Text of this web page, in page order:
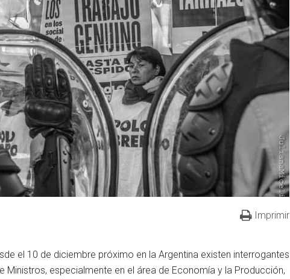
Imprimir
el 10 de diciembre próximo en la Argentina existen interrogantes
Ministros, especialmente en el área de Economía y la Producción,